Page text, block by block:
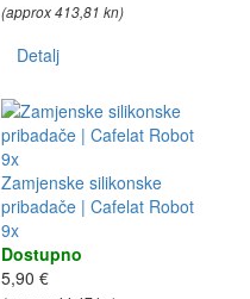
(approx 413,81 kn)
Detalj
9x
Zamjenske silikonske
pribadače | Cafelat Robot
9x
Dostupno
5,90 €